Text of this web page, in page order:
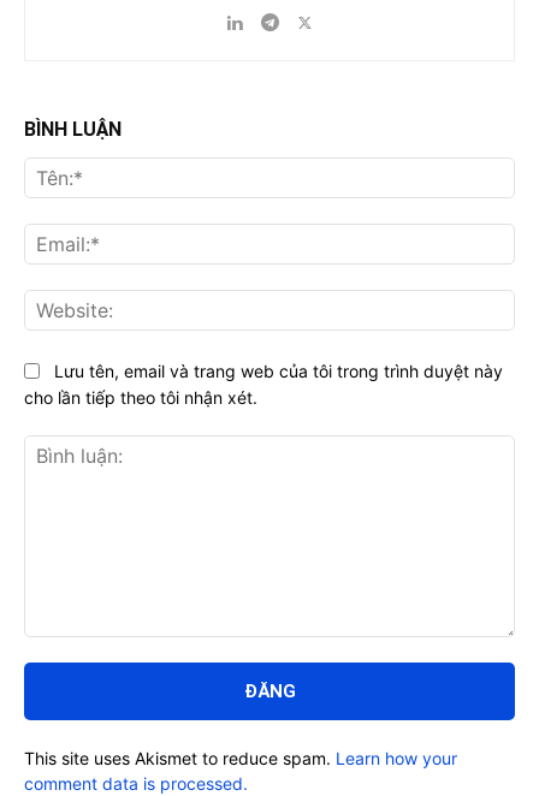
BÌNH LUẬN
luận:
Lưu tên, email và trang web của tôi trong trình duyệt này
cho lần tiếp theo tôi nhận xét.
This site uses Akismet to reduce spam. Learn how your
comment data is processed.